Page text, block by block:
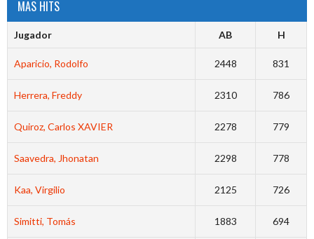
MAS HITS
Jugador AB H
Aparicio, Rodolfo 2448 831
Herrera, Freddy 2310 786
Quiroz, Carlos XAVIER 2278 779
Saavedra, Jhonatan 2298 778
Kaa, Virgilio 2125 726
Simitti, Tomás 1883 694